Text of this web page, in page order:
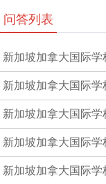
问答列表